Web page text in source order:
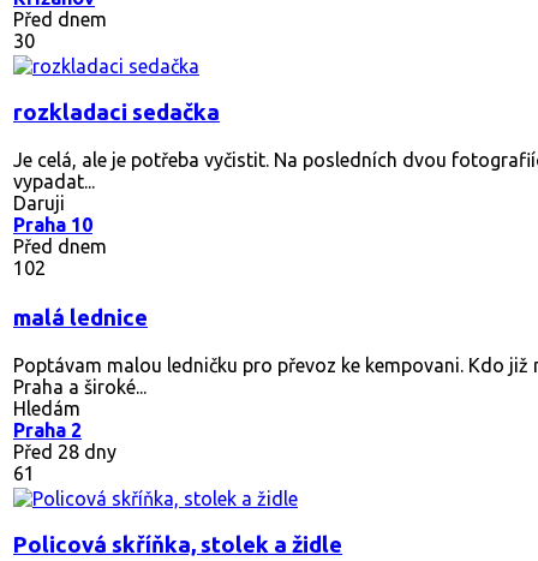
Před dnem
30
rozkladaci sedačka
Je celá, ale je potřeba vyčistit. Na posledních dvou
vypadat...
Daruji
Praha 10
Před dnem
102
malá lednice
Poptávam malou ledničku pro převoz ke kempovani. Kdo
Praha a široké...
Hledám
Praha 2
Před 28 dny
61
Policová skříňka, stolek a židle